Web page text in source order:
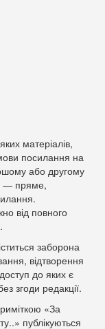
матеріалів,
посилання на
або другому
— пряме,
від повного
заборона
відтворення
до яких є
згоди редакції.
«За
публікуються